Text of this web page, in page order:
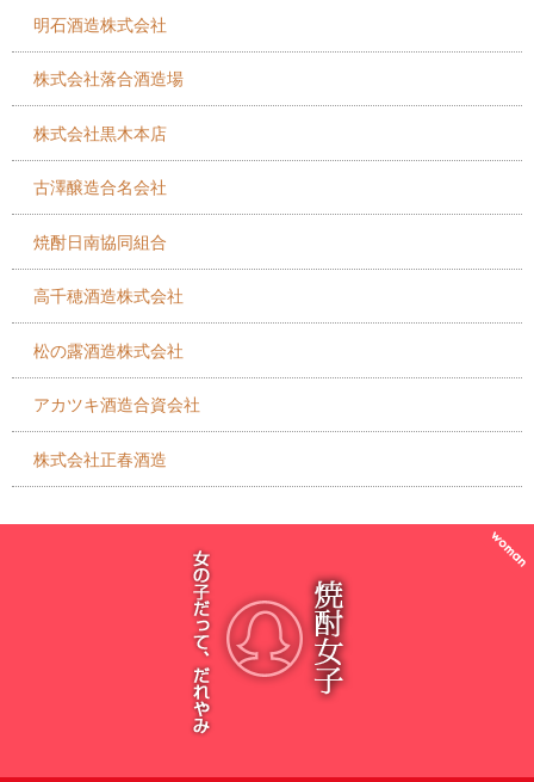
明石酒造株式会社
株式会社落合酒造場
株式会社黒木本店
古澤醸造合名会社
焼酎日南協同組合
高千穂酒造株式会社
松の露酒造株式会社
アカツキ酒造合資会社
株式会社正春酒造